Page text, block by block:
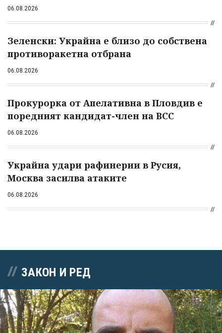
06.08.2026
Зеленски: Украйна е близо до собствена
противоракетна отбрана
06.08.2026
Прокурорка от Апелативна в Пловдив е
поредният кандидат-член на ВСС
06.08.2026
Украйна удари рафинерии в Русия,
Москва засилва атаките
06.08.2026
ЗАКОН И РЕД